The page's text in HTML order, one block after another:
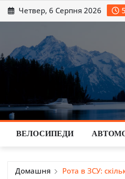
Перейти
до
Четвер, 6 Серпня 2026
ВЕЛОСИПЕДИ
Домашня Рота в ЗСУ: